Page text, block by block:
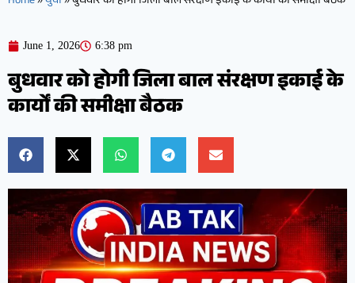
June 1, 2026 6:38 pm
बुधवार को होगी जिला बाल संरक्षण इकाई के
कार्यों की समीक्षा बैठक